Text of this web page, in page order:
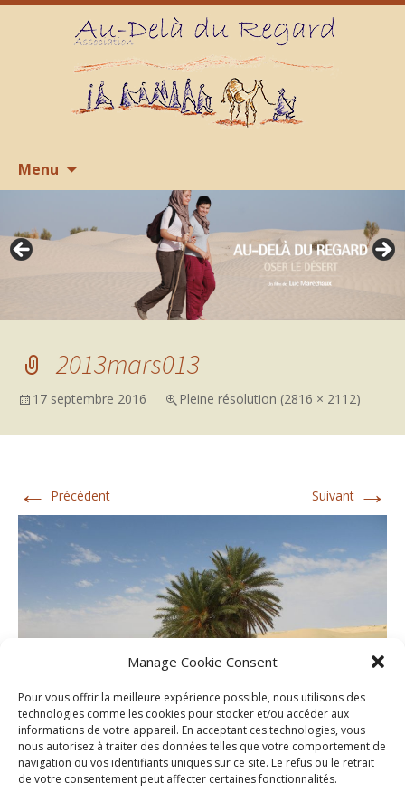
Manage Cookie Consent
Pour vous offrir la meilleure expérience possible, nous utilisons des
technologies comme les cookies pour stocker et/ou accéder aux
informations de votre appareil. En acceptant ces technologies, vous
nous autorisez à traiter des données telles que votre comportement de
navigation ou vos identifiants uniques sur ce site. Le refus ou le retrait
de votre consentement peut affecter certaines fonctionnalités.
Menu
contenu
2013mars013
17 septembre 2016 Pleine résolution (2816 × 2112)
← Précédent Suivant →